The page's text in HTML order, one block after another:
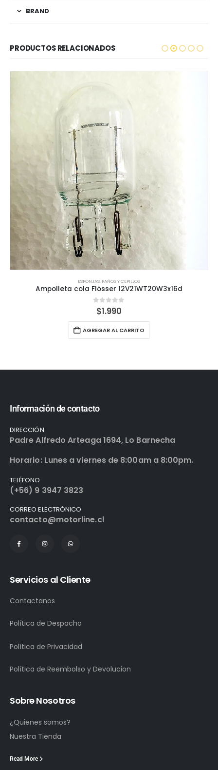
BRAND
PRODUCTOS RELACIONADOS
ESPONJAS, PAÑOS Y CEPILLOS
Ampolleta cola Flösser 12V21WT20W3x16d
0out of 5
$1.990
AGREGAR AL CARRITO
Información de contacto
DIRECCIÓN
Padre Alfredo Arteaga 1694, Lo Barnecha
Horario: Lunes a viernes de 8:00am a 8:00pm.
TELÉFONO
(+56) 9 3947 3823
CORREO ELECTRÓNICO
contacto@motorline.cl
Servicios al Cliente
Contactanos
Política de Despacho
Política de Privacidad
Política de Reembolso y Devolucion
Sobre Nosotros
¿Quienes somos?
Nuestra Tienda
Read More